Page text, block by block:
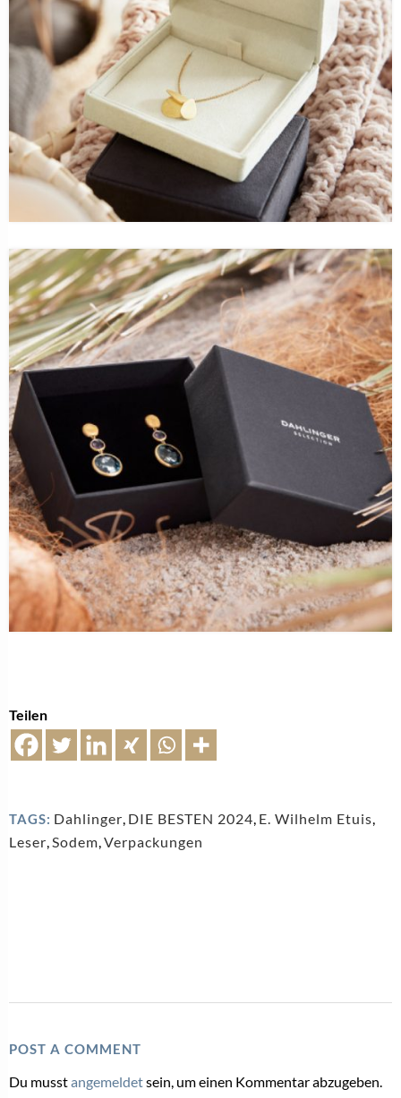
Teilen
TAGS: Dahlinger, DIE BESTEN 2024, E. Wilhelm Etuis,
Leser,Sodem,Verpackungen
POST A COMMENT
Du musstangemeldetsein, um einen Kommentar abzugeben.